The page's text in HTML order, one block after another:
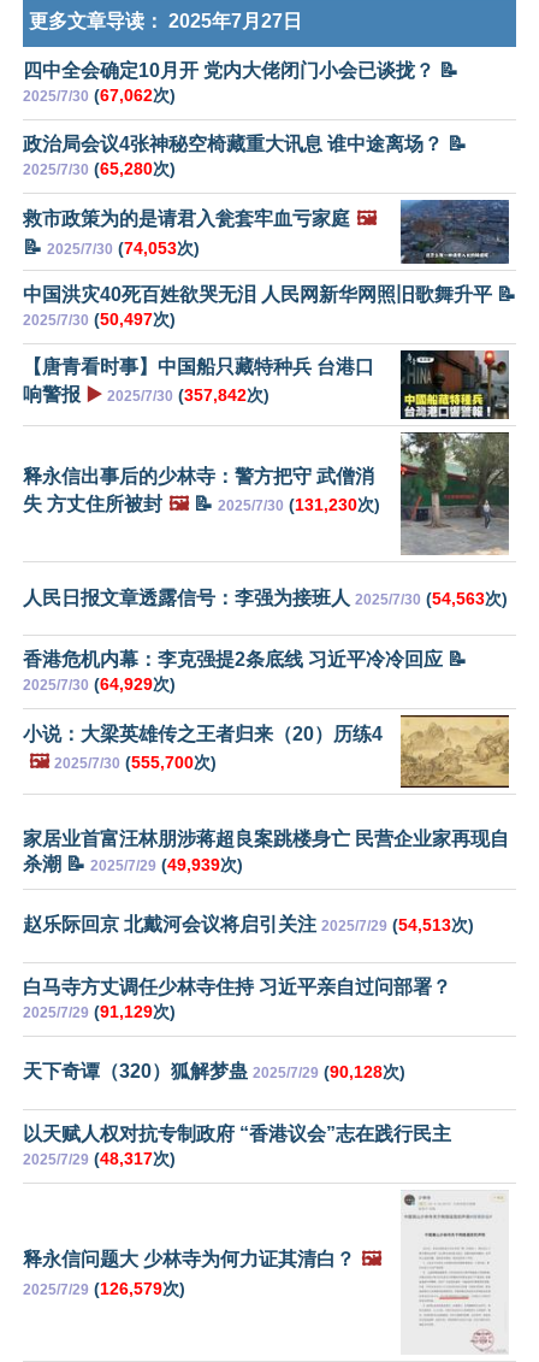
更多文章导读： 2025年7月27日
四中全会确定10月开 党内大佬闭门小会已谈拢？ 📝
2025/7/30 (67,062次)
政治局会议4张神秘空椅藏重大讯息 谁中途离场？ 📝
2025/7/30 (65,280次)
救市政策为的是请君入瓮套牢血亏家庭 🖼️
📝 2025/7/30 (74,053次)
中国洪灾40死百姓欲哭无泪 人民网新华网照旧歌舞升平 📝
2025/7/30 (50,497次)
【唐青看时事】中国船只藏特种兵 台港口
响警报 ▶️ 2025/7/30 (357,842次)
释永信出事后的少林寺：警方把守 武僧消
失 方丈住所被封 🖼️📝 2025/7/30 (131,230次)
人民日报文章透露信号：李强为接班人 2025/7/30 (54,563次)
香港危机内幕：李克强提2条底线 习近平冷冷回应 📝
2025/7/30 (64,929次)
小说：大梁英雄传之王者归来（20）历练4
🖼️ 2025/7/30 (555,700次)
家居业首富汪林朋涉蒋超良案跳楼身亡 民营企业家再现自
杀潮 📝 2025/7/29 (49,939次)
赵乐际回京 北戴河会议将启引关注 2025/7/29 (54,513次)
白马寺方丈调任少林寺住持 习近平亲自过问部署？
2025/7/29 (91,129次)
天下奇谭（320）狐解梦蛊 2025/7/29 (90,128次)
以天赋人权对抗专制政府 “香港议会”志在践行民主
2025/7/29 (48,317次)
释永信问题大 少林寺为何力证其清白？ 🖼️
2025/7/29 (126,579次)